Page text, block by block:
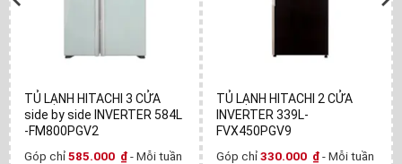
TỦ LẠNH HITACHI 3 CỬA
side by side INVERTER 584L
-FM800PGV2
Góp chỉ585.000 ₫- Mỗi tuần
TỦ LẠNH HITACHI 2 CỬA
INVERTER 339L-
FVX450PGV9
Góp chỉ330.000 ₫- Mỗi tuần